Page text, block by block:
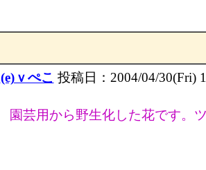
(e)ｖぺこ 投稿日：2004/04/30(Fri)
園芸用から野生化した花です。